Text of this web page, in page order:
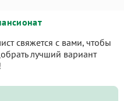
свяжется с вами, чтобы
лучший вариант